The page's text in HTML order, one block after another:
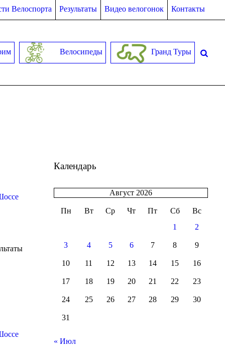
Велоспорта Результаты Видео велогонок Контакты
Велосипеды Гранд Туры
Календарь
Август 2026
Пн Вт Ср Чт Пт Сб
Вс
1
2
3 4 5 6 7 8 9
10 11 12 13 14 15 16
17 18 19 20 21 22 23
24 25 26 27 28 29 30
31
« Июл